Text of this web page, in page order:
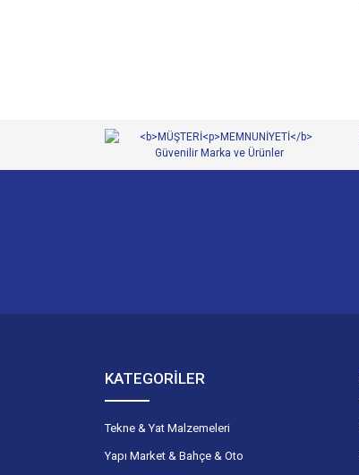
KATEGORİLER
Tekne & Yat Malzemeleri
Yapı Market & Bahçe & Oto